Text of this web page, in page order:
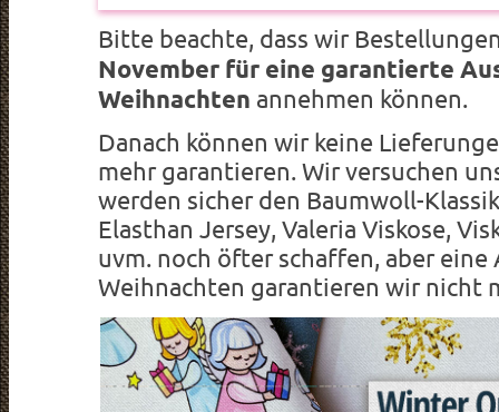
Bitte beachte, dass wir
November für eine garantierte
Weihnachten annehmen können.
Danach können wir keine
mehr garantieren. Wir versuchen
werden sicher den Baumwoll-
Elasthan Jersey, Valeria Viskose,
uvm. noch öfter schaffen, aber eine
Weihnachten garantieren wir nicht